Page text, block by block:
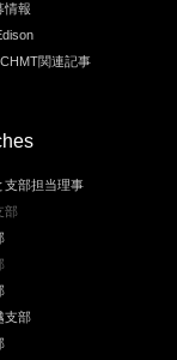
情報
関連記事
支部担当理事
部
支部